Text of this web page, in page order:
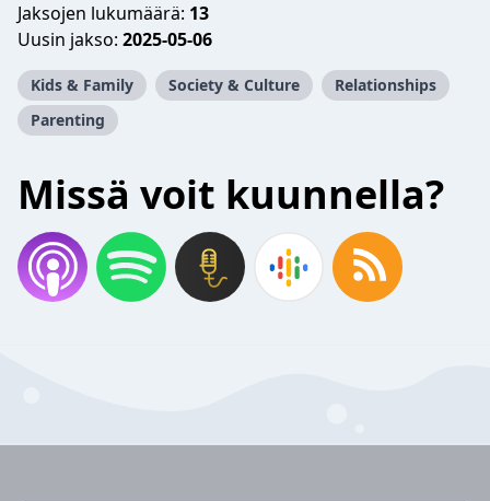
Jaksojen lukumäärä: 13
Uusin jakso: 2025-05-06
Kids & Family Society & Culture
Relationships
Parenting
Missä voit kuunnella?